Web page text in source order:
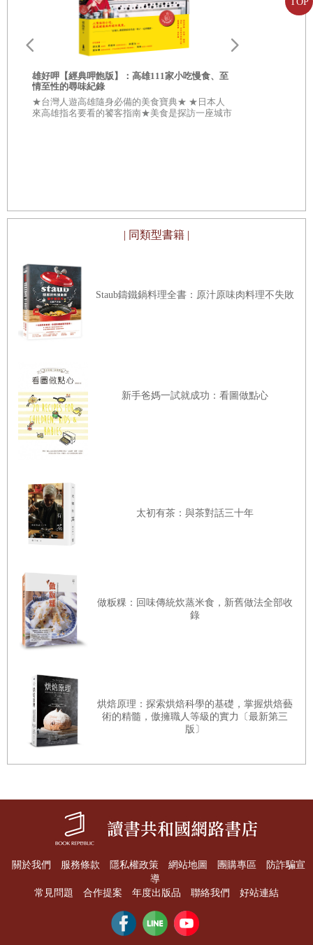
豚汁（豬肉味噌湯）
《心之谷》
《龍貓》
《昨日的美食》
素麵
日式綜合火鍋（什錦鍋）
【魚類與甲殼類】
散壽司
炙燒鰹魚
《海街日記》
炸竹筴魚
鯖魚味噌煮
鮪魚生魚片
《風起》
鮪魚黃瓜壽司卷
入口即化的茶碗蒸
【肉類與蛋料理】
茄子炒豬肉
親子丼
雞蛋三明治
《戀愛腦內諮商室》
馬鈴薯燉肉
《東京物語》
《秋刀魚之味》
雄好呷【經典呷飽版】：高雄111家小吃慢食、至
情至性的尋味紀錄
★台灣人遊高雄隨身必備的美食寶典★ ★日本人
來高雄指名要看的饕客指南★美食是探訪一座城市
| 同類型書籍 |
Staub鑄鐵鍋料理全書：原汁原味肉料理不失敗
新手爸媽一試就成功：看圖做點心
太初有茶：與茶對話三十年
做粄粿：回味傳統炊蒸米食，新舊做法全部收
錄
烘焙原理：探索烘焙科學的基礎，掌握烘焙藝
術的精髓，傲擁職人等級的實力〔最新第三
版〕
關於我們 服務條款 隱私權政策 網站地圖 團購專區
防詐騙宣
導
常見問題
合作提案 年度出版品 聯絡我們 好站連結